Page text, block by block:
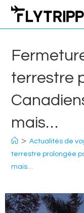
Aller
contenu
terrestre
mais…
> Actualités de
terrestre prolongée
mais…